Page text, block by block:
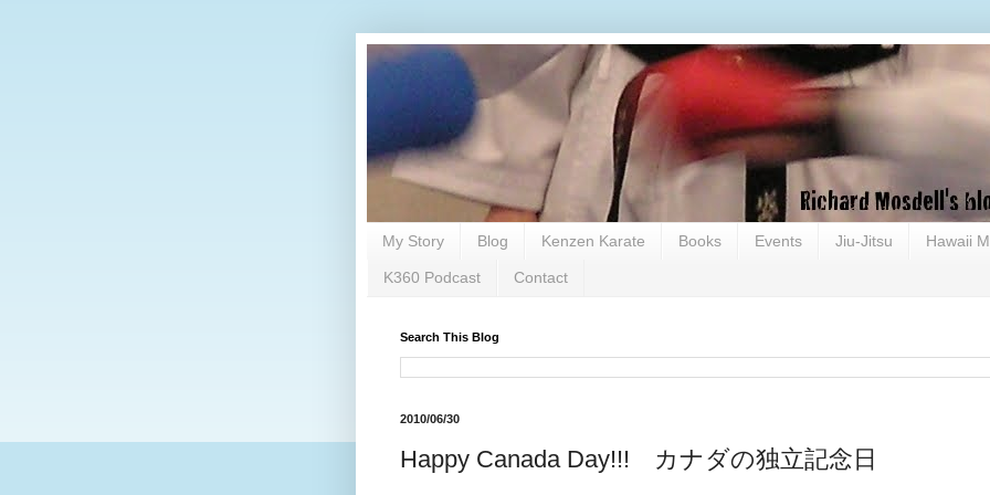
My Story Blog Kenzen Karate Books Events Jiu-Jitsu Hawaii
K360 Podcast Contact
Search This Blog
2010/06/30
Happy Canada Day!!! カナダの独立記念日